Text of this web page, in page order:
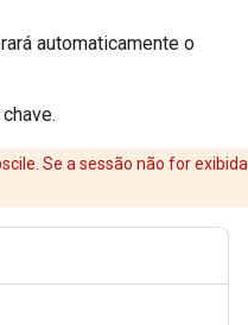
automaticamente o
Se a sessão não for exibida